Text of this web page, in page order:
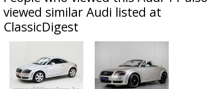
viewed similar Audi listed at
ClassicDigest